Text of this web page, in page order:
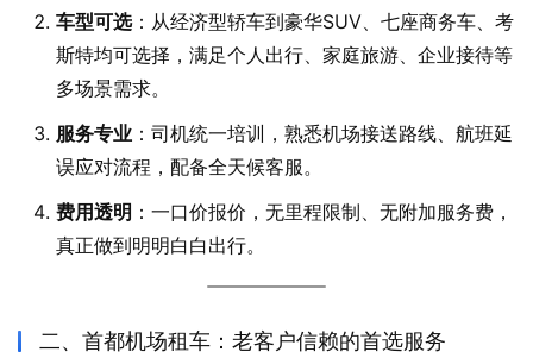
车型可选：从经济型轿车到豪华SUV、七座商务车、考
斯特均可选择，满足个人出行、家庭旅游、企业接待等
多场景需求。
服务专业 ：司机统一培训，熟悉机场接送路线、航班延
误应对流程，配备全天候客服。
费用透明 ：一口价报价，无里程限制、无附加服务费，
真正做到明明白白出行。
二、首都机场租车：老客户信赖的首选服务